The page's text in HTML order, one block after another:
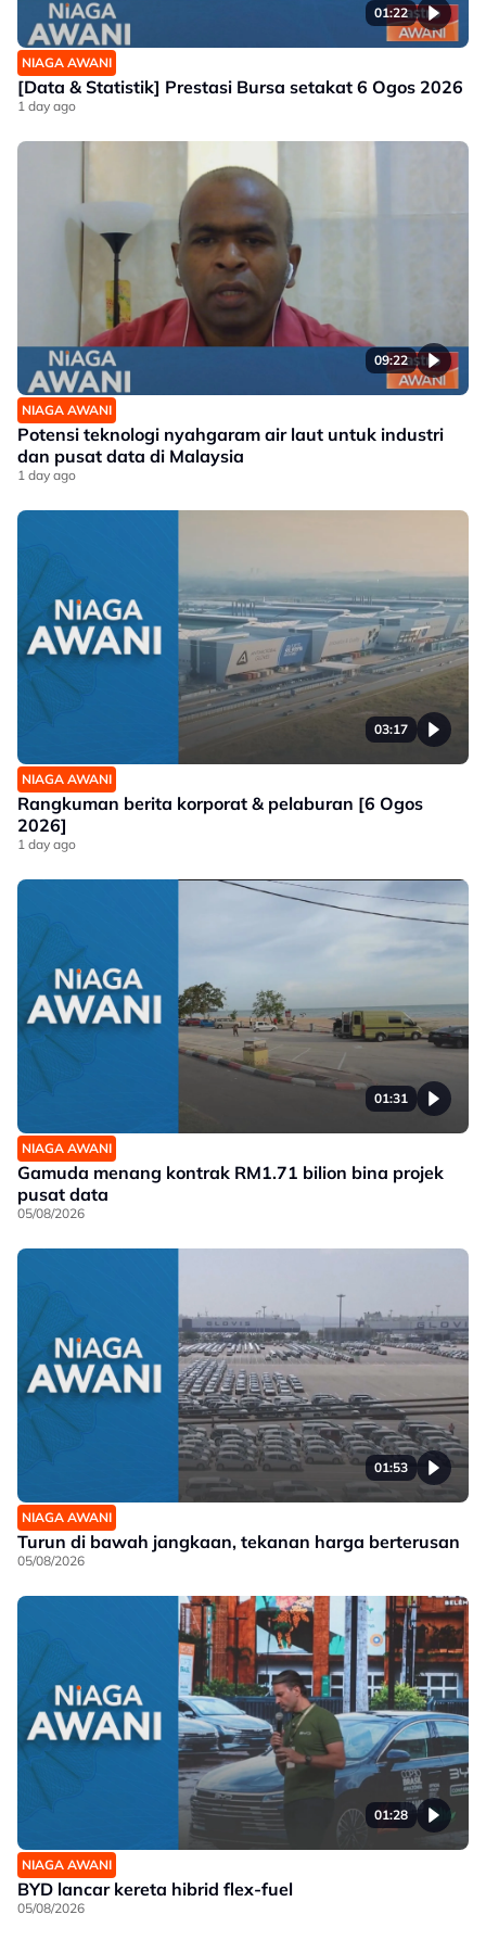
01:22
NIAGA AWANI
[Data & Statistik] Prestasi Bursa setakat 6 Ogos 2026
1 day ago
09:22
NIAGA AWANI
Potensi teknologi nyahgaram air laut untuk industri
dan pusat data di Malaysia
1 day ago
03:17
NIAGA AWANI
Rangkuman berita korporat & pelaburan [6 Ogos
2026]
1 day ago
01:31
NIAGA AWANI
Gamuda menang kontrak RM1.71 bilion bina projek
pusat data
05/08/2026
01:53
NIAGA AWANI
Turun di bawah jangkaan, tekanan harga berterusan
05/08/2026
01:28
NIAGA AWANI
BYD lancar kereta hibrid flex-fuel
05/08/2026